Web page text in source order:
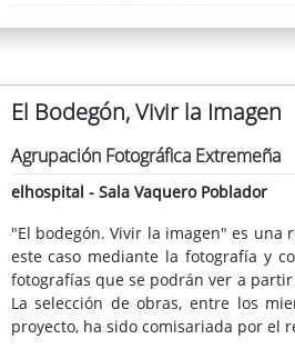
temático del pintor. Las aguas y los
El Bodegón, Vivir la Imagen
Agrupación Fotográfica Extremeña
elhospital - Sala Vaquero Poblador
"El bodegón. Vivir la imagen" es una
este caso mediante la fotografía y
fotografías que se podrán ver a
La selección de obras, entre los
proyecto, ha sido comisariada por el